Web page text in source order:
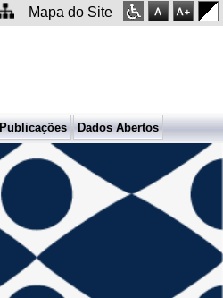
Mapa do Site
Publicações Dados Abertos